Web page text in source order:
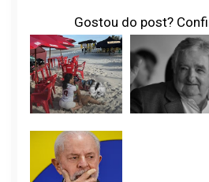
Gostou do post?